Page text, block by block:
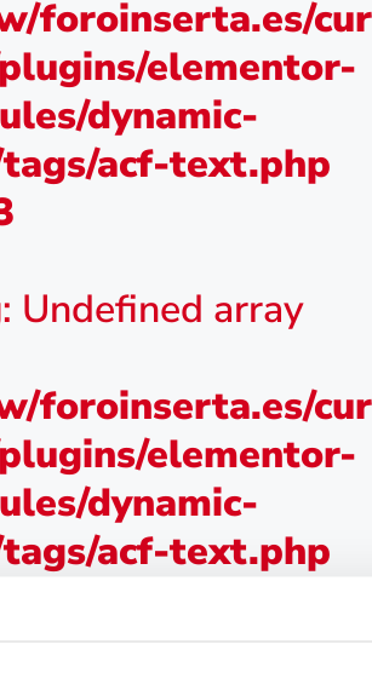
foroinserta.es/
elementor-
dynamic-
acf-text.php
: Undefined array
foroinserta.es/
elementor-
dynamic-
acf-text.php